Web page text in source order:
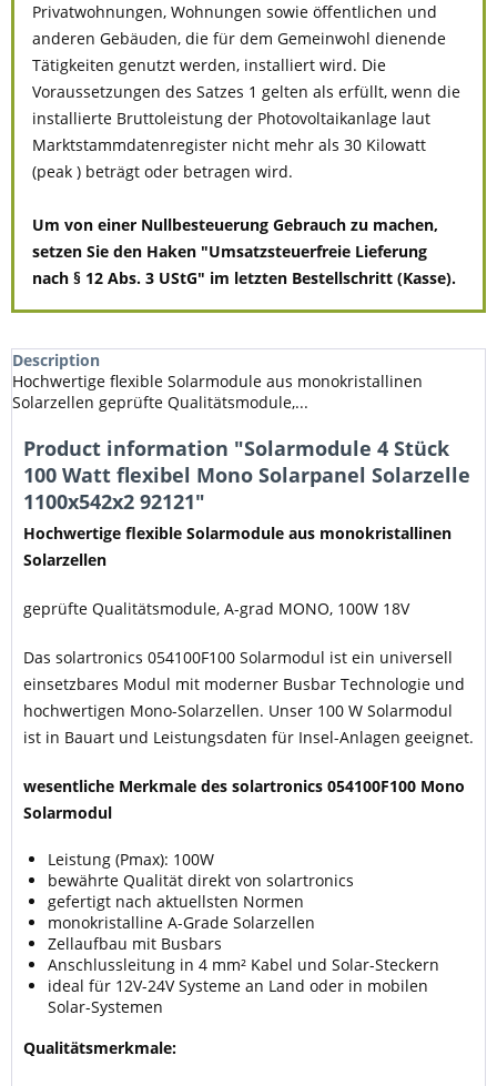
Privatwohnungen, Wohnungen sowie öffentlichen und
anderen Gebäuden, die für dem Gemeinwohl dienende
Tätigkeiten genutzt werden, installiert wird. Die
Voraussetzungen des Satzes 1 gelten als erfüllt, wenn die
installierte Bruttoleistung der Photovoltaikanlage laut
Marktstammdatenregister nicht mehr als 30 Kilowatt
(peak ) beträgt oder betragen wird.
Um von einer Nullbesteuerung Gebrauch zu machen,
setzen Sie den Haken "Umsatzsteuerfreie Lieferung
nach § 12 Abs. 3 UStG" im letzten Bestellschritt (Kasse).
Description
Hochwertige flexible Solarmodule aus monokristallinen
Solarzellen geprüfte Qualitätsmodule,...
Product information "Solarmodule 4 Stück
100 Watt flexibel Mono Solarpanel Solarzelle
1100x542x2 92121"
Hochwertige flexible Solarmodule aus monokristallinen
Solarzellen
geprüfte Qualitätsmodule, A-grad MONO, 100W 18V
Das solartronics 054100F100 Solarmodul ist ein universell
einsetzbares Modul mit moderner Busbar Technologie und
hochwertigen Mono-Solarzellen. Unser 100 W Solarmodul
ist in Bauart und Leistungsdaten für Insel-Anlagen geeignet.
wesentliche Merkmale des solartronics 054100F100 Mono
Solarmodul
Leistung (Pmax): 100W
bewährte Qualität direkt von solartronics
gefertigt nach aktuellsten Normen
monokristalline A-Grade Solarzellen
Zellaufbau mit Busbars
Anschlussleitung in 4 mm² Kabel und Solar-Steckern
ideal für 12V-24V Systeme an Land oder in mobilen
Solar-Systemen
Qualitätsmerkmale: